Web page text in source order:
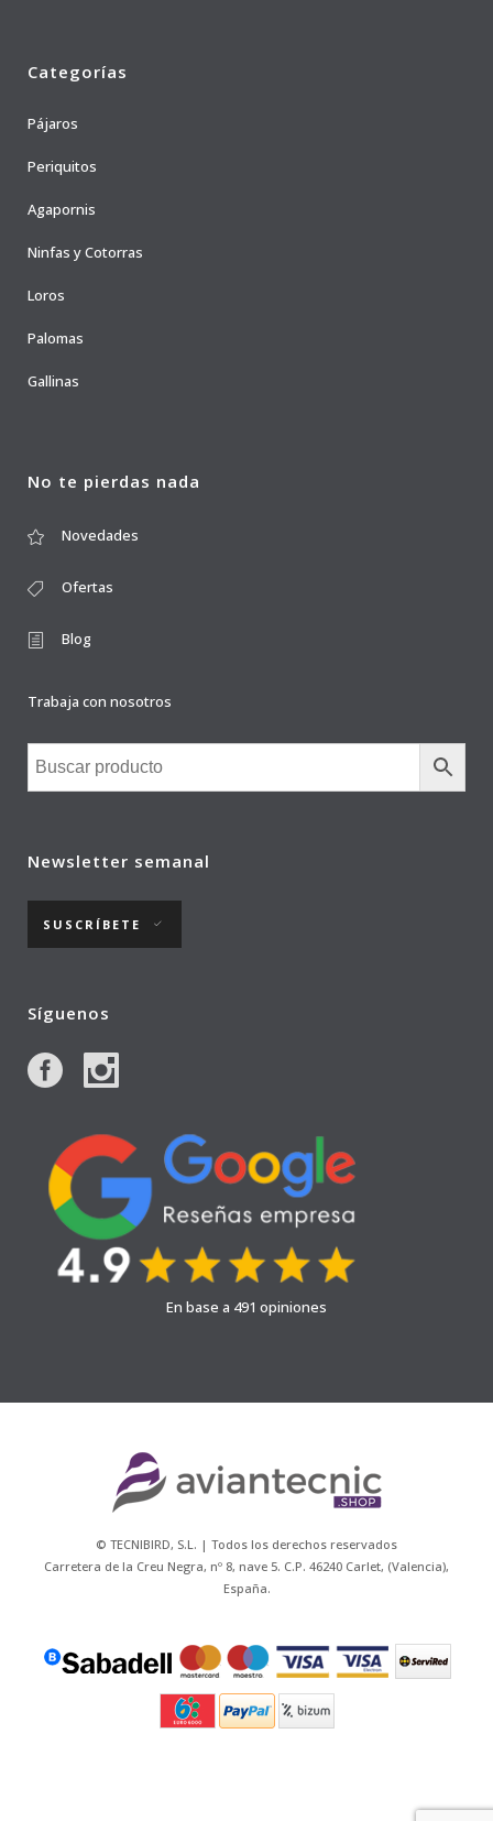
Categorías
Pájaros
Periquitos
Agapornis
Ninfas y Cotorras
Loros
Palomas
Gallinas
No te pierdas nada
Novedades
Ofertas
Blog
Trabaja con nosotros
Newsletter semanal
SUSCRÍBETE
Síguenos
En base a 491 opiniones
© TECNIBIRD, S.L. | Todos los derechos reservados
Carretera de la Creu Negra, nº 8, nave 5. C.P. 46240 Carlet, (Valencia),
España.